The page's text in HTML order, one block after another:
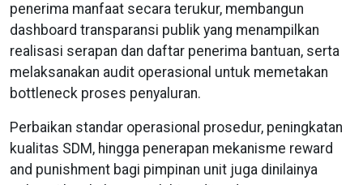
penerima manfaat secara terukur, membangun
dashboard transparansi publik yang menampilkan
realisasi serapan dan daftar penerima bantuan, serta
melaksanakan audit operasional untuk memetakan
bottleneck proses penyaluran.
Perbaikan standar operasional prosedur, peningkatan
kualitas SDM, hingga penerapan mekanisme reward
and punishment bagi pimpinan unit juga dinilainya